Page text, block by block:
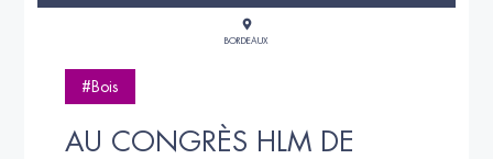
BORDEAUX
#Bois
AU CONGRÈS HLM DE